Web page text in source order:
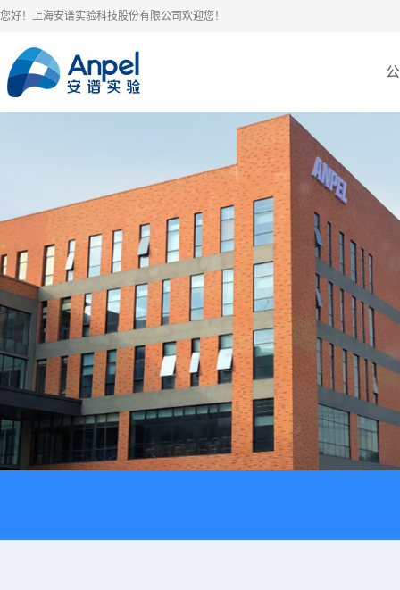
您好！上海安谱实验科技股份有限公司欢迎您！